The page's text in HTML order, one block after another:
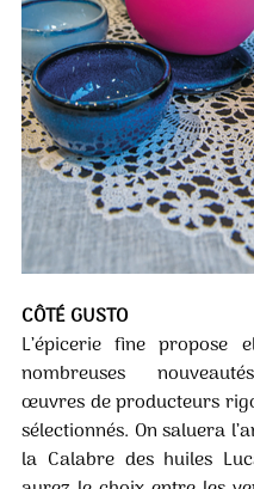
CÔTÉ GUSTO
L’épicerie fine propose
nombreuses
œuvres de producteurs
sélectionnés. On saluera
la Calabre des huiles